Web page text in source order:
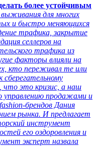
более устойчивым
для многих
и быстро меняющихся
трафика, закрытие
селлеров на
трафика из
факторы влияли на
кто переживал те или
это кризис, а наш
управлению продажами и
брендов Дания
рынка. И предлагает
инструмент
его оздоровления и
эксперт назвала